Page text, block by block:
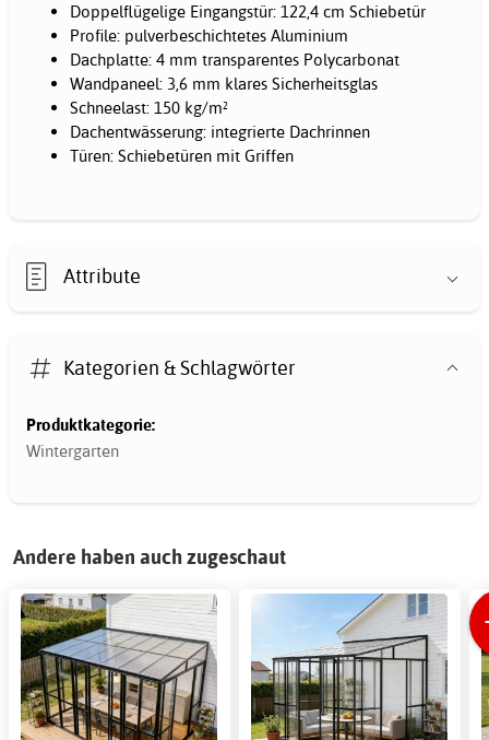
Doppelflügelige Eingangstür: 122,4 cm Schiebetür
Profile: pulverbeschichtetes Aluminium
Dachplatte: 4 mm transparentes Polycarbonat
Wandpaneel: 3,6 mm klares Sicherheitsglas
Schneelast: 150 kg/m²
Dachentwässerung: integrierte Dachrinnen
Türen: Schiebetüren mit Griffen
Attribute
Kategorien & Schlagwörter
Produktkategorie:
Wintergarten
Andere haben auch zugeschaut